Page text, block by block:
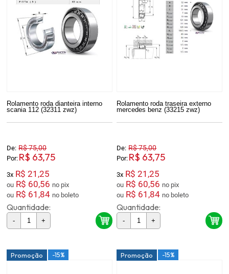
Rolamento roda dianteira interno
scania 112 (32311 zwz)
De: R$ 75,00
Por: R$ 63,75
3x R$ 21,25
ou R$ 60,56
no pix
ou R$ 61,84 no boleto
Quantidade:
- +
Rolamento roda traseira externo
mercedes benz (33215 zwz)
De: R$ 75,00
Por: R$ 63,75
3x R$ 21,25
ou R$ 60,56
no pix
ou R$ 61,84 no boleto
Quantidade:
- +
Promoção -15% Promoção -15%